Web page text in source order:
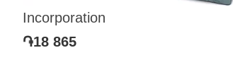
Incorporation
֏18 865